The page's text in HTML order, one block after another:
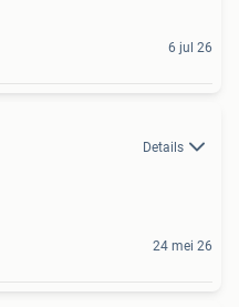
6 jul 26
Details
24 mei 26